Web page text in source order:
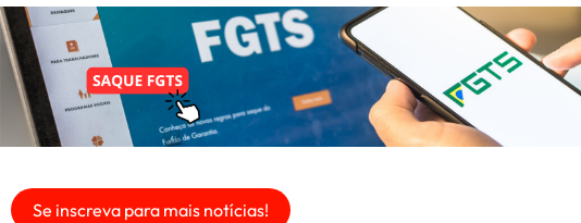
Se inscreva para mais notícias!